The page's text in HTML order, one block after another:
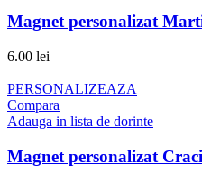
Magnet personalizat
6.00 lei
PERSONALIZEAZA
Compara
Adauga in lista de dorinte
Magnet personalizat